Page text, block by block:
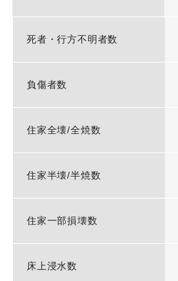
死者・行方不明者数
負傷者数
住家全壊/全焼数
住家半壊/半焼数
住家一部損壊数
床上浸水数